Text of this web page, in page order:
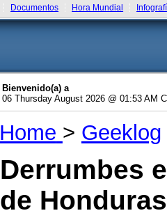
Documentos Hora Mundial
Bienvenido(a) a
06 Thursday August 2026 @ 01:53 AM
Home > Geeklog
Derrumbes
de Honduras